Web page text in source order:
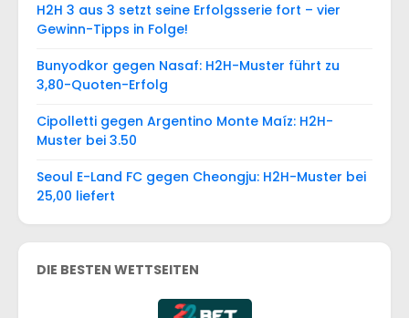
H2H 3 aus 3 setzt seine Erfolgsserie fort – vier
Gewinn-Tipps in Folge!
Bunyodkor gegen Nasaf: H2H-Muster führt zu
3,80-Quoten-Erfolg
Cipolletti gegen Argentino Monte Maíz: H2H-
Muster bei 3.50
Seoul E-Land FC gegen Cheongju: H2H-Muster bei
25,00 liefert
DIE BESTEN WETTSEITEN